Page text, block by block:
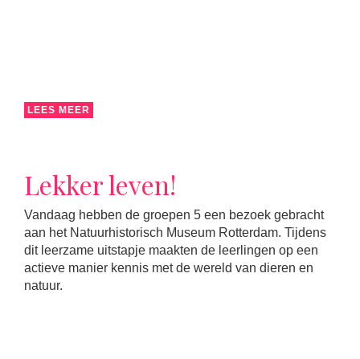
LEES MEER
Lekker leven!
Vandaag hebben de groepen 5 een bezoek gebracht
aan het Natuurhistorisch Museum Rotterdam. Tijdens
dit leerzame uitstapje maakten de leerlingen op een
actieve manier kennis met de wereld van dieren en
natuur.